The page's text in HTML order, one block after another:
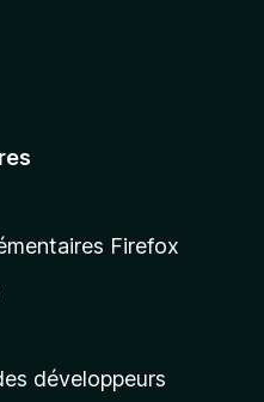
Firefox
développeurs